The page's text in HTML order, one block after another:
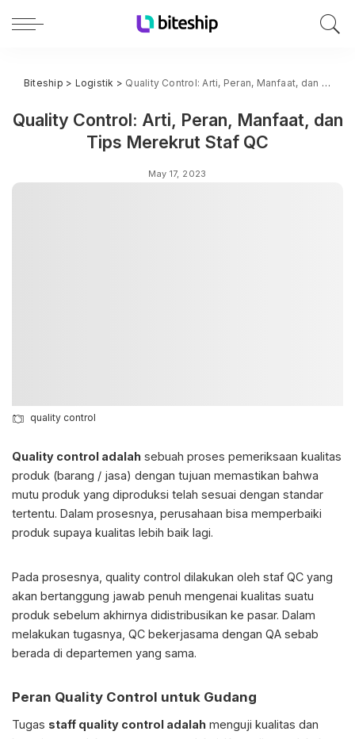
Biteship > Logistik > Quality Control: Arti, Peran, Manfaat, dan Tips Merekrut Staf QC
Quality Control: Arti, Peran, Manfaat, dan
Tips Merekrut Staf QC
May 17, 2023
quality control
Quality control adalah sebuah proses pemeriksaan kualitas
produk (barang / jasa) dengan tujuan memastikan bahwa
mutu produk yang diproduksi telah sesuai dengan standar
tertentu. Dalam prosesnya, perusahaan bisa memperbaiki
produk supaya kualitas lebih baik lagi.
Pada prosesnya, quality control dilakukan oleh staf QC yang
akan bertanggung jawab penuh mengenai kualitas suatu
produk sebelum akhirnya didistribusikan ke pasar. Dalam
melakukan tugasnya, QC bekerjasama dengan QA sebab
berada di departemen yang sama.
Peran Quality Control untuk Gudang
Tugas staff quality control adalah menguji kualitas dan